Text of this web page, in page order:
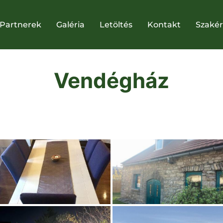
Partnerek Galéria Letöltés Kontakt
Vendégház